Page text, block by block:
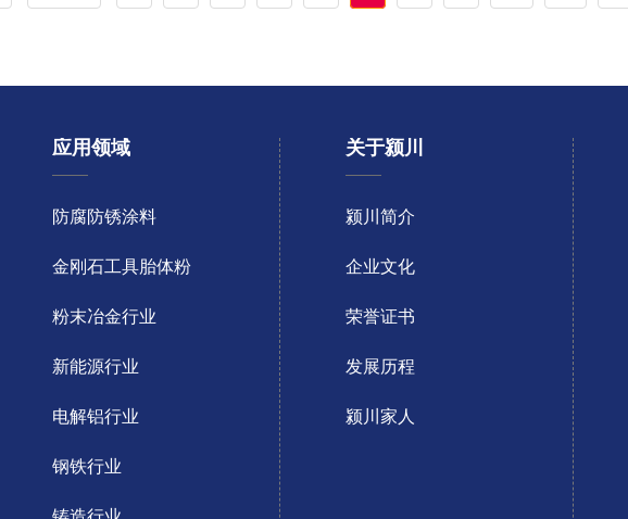
应用领域
防腐防锈涂料
金刚石工具胎体粉
粉末冶金行业
新能源行业
电解铝行业
钢铁行业
关于颍川
颍川简介
企业文化
荣誉证书
发展历程
颍川家人